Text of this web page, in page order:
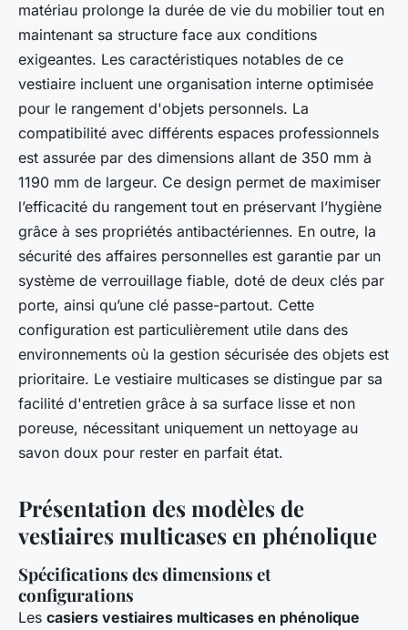
matériau prolonge la durée de vie du mobilier tout en
maintenant sa structure face aux conditions
exigeantes. Les caractéristiques notables de ce
vestiaire incluent une organisation interne optimisée
pour le rangement d'objets personnels. La
compatibilité avec différents espaces professionnels
est assurée par des dimensions allant de 350 mm à
1190 mm de largeur. Ce design permet de maximiser
l’efficacité du rangement tout en préservant l’hygiène
grâce à ses propriétés antibactériennes. En outre, la
sécurité des affaires personnelles est garantie par un
système de verrouillage fiable, doté de deux clés par
porte, ainsi qu’une clé passe-partout. Cette
configuration est particulièrement utile dans des
environnements où la gestion sécurisée des objets est
prioritaire. Le vestiaire multicases se distingue par sa
facilité d'entretien grâce à sa surface lisse et non
poreuse, nécessitant uniquement un nettoyage au
savon doux pour rester en parfait état.
Présentation des modèles de
vestiaires multicases en phénolique
Spécifications des dimensions et
configurations
Les casiers vestiaires multicases en phénolique